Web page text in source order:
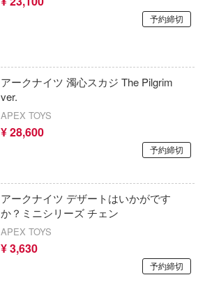
予約締切
アークナイツ 濁心スカジ The Pilgrim
ver.
APEX TOYS
¥ 28,600
予約締切
アークナイツ デザートはいかがです
か？ミニシリーズ チェン
APEX TOYS
¥ 3,630
予約締切
その着せ替え人形(ビスク・ドール)は恋
ダーリン・イン・ザ・フランキス
タイムボカンシリーズ
ダンダダン
盾の勇者の成り上がり